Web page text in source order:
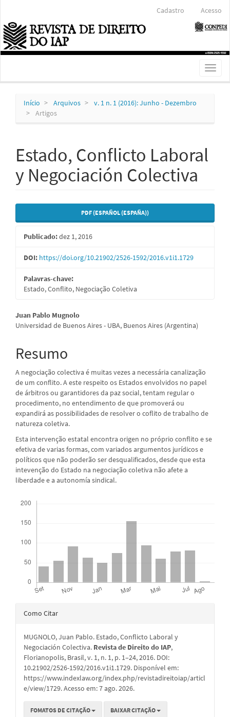
Conteúdo
principal
Barra
Lateral
Cadastro Acesso
Toggle
Início Arquivos
v. 1 n. 1 (2016): Junho - Dezembro
Artigos
Estado, Conflicto Laboral
y Negociación Colectiva
Barra
lateral
de
artigos
PDF (ESPAÑOL (ESPAÑA))
Publicado:dez 1, 2016
DOI: https://doi.org/10.21902/2526-1592/2016.v1i1.1729
Palavras-chave:
Estado, Conflito, Negociação Coletiva
Conteúdo
do
artigo
principal
Juan Pablo Mugnolo
Universidad de Buenos Aires - UBA, Buenos Aires (Argentina)
Resumo
A negociação colectiva é muitas vezes a necessária canalização
de um conflito. A este respeito os Estados envolvidos no papel
de árbitros ou garantidores da paz social, tentam regular o
procedimento, no entendimento de que promoverá ou
expandirá as possibilidades de resolver o coflito de trabalho de
natureza coletiva.
Esta intervenção estatal encontra origen no próprio conflito e se
efetiva de varias formas, com variados argumentos jurídicos e
políticos que não poderão ser desqualificados, desde que esta
intevenção do Estado na negociação coletiva não afete a
liberdade e a autonomía sindical.
Detalhes
artigo
Como Citar
MUGNOLO, Juan Pablo. Estado, Conflicto Laboral y
Negociación Colectiva. Revista de Direito do IAP,
Florianopolis, Brasil, v. 1, n. 1, p. 1–24, 2016. DOI:
10.21902/2526-1592/2016.v1i1.1729. Disponível em:
https://www.indexlaw.org/index.php/revistadireitoiap/articl
e/view/1729. Acesso em: 7 ago. 2026.
FOMATOS DE CITAÇÃO BAIXAR CITAÇÃO